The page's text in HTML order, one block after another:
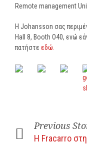
Remote management
Η Johansson σας
Hall 8, Booth O40, ενώ
πατήστε εδώ.
Previous
Η Fracarro